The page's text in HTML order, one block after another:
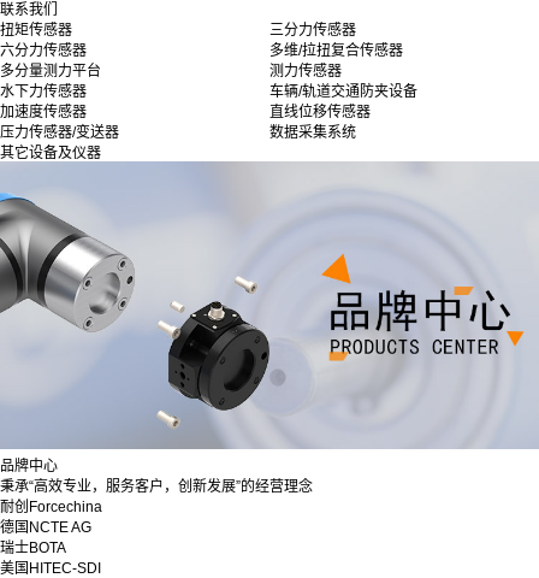
联系我们
扭矩传感器
三分力传感器
六分力传感器
多维/拉扭复合传感器
多分量测力平台
测力传感器
水下力传感器
车辆/轨道交通防夹设备
加速度传感器
直线位移传感器
压力传感器/变送器
数据采集系统
其它设备及仪器
品牌中心
秉承“高效专业，服务客户，创新发展”的经营理念
耐创Forcechina
德国NCTE AG
瑞士BOTA
美国HITEC-SDI